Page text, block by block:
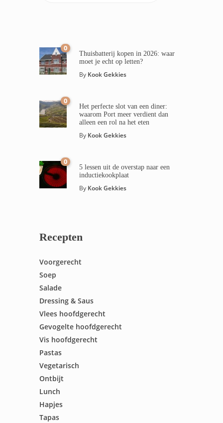
0
Thuisbatterij kopen in 2026: waar
moet je echt op letten?
By Kook Gekkies
0
Het perfecte slot van een diner:
waarom Port meer verdient dan
alleen een rol na het eten
By Kook Gekkies
0
5 lessen uit de overstap naar een
inductiekookplaat
By Kook Gekkies
Recepten
Voorgerecht
Soep
Salade
Dressing & Saus
Vlees hoofdgerecht
Gevogelte hoofdgerecht
Vis hoofdgerecht
Pastas
Vegetarisch
Ontbijt
Lunch
Hapjes
Tapas